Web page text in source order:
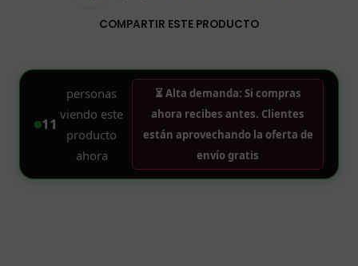
COMPARTIR ESTE PRODUCTO